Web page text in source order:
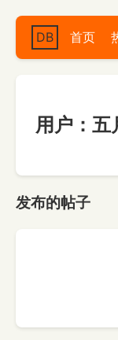
DB 首页
用户：五
发布的帖子